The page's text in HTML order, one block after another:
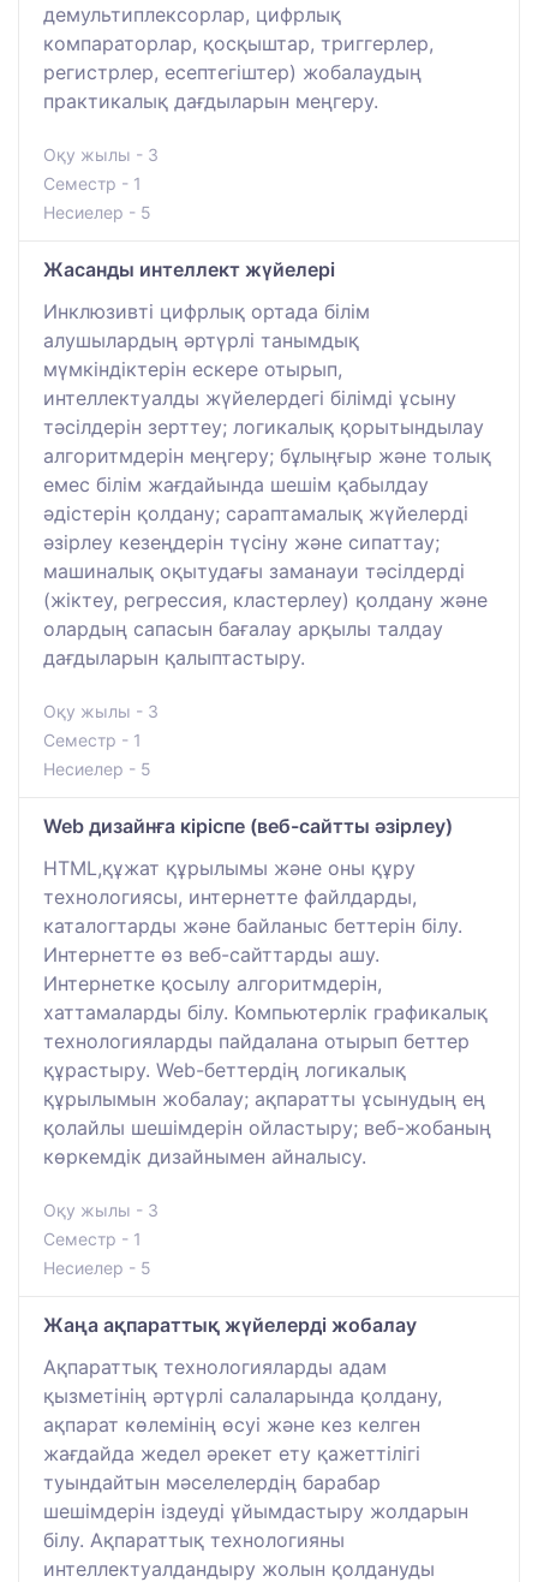
демультиплексорлар, цифрлық
компараторлар, қосқыштар, триггерлер,
регистрлер, есептегіштер) жобалаудың
практикалық дағдыларын меңгеру.
Оқу жылы - 3
Семестр - 1
Несиелер - 5
Жасанды интеллект жүйелері
Инклюзивті цифрлық ортада білім
алушылардың әртүрлі танымдық
мүмкіндіктерін ескере отырып,
интеллектуалды жүйелердегі білімді ұсыну
тәсілдерін зерттеу; логикалық қорытындылау
алгоритмдерін меңгеру; бұлыңғыр және толық
емес білім жағдайында шешім қабылдау
әдістерін қолдану; сараптамалық жүйелерді
әзірлеу кезеңдерін түсіну және сипаттау;
машиналық оқытудағы заманауи тәсілдерді
(жіктеу, регрессия, кластерлеу) қолдану және
олардың сапасын бағалау арқылы талдау
дағдыларын қалыптастыру.
Оқу жылы - 3
Семестр - 1
Несиелер - 5
Web дизайнға кіріспе (веб-сайтты әзірлеу)
HTML,құжат құрылымы және оны құру
технологиясы, интернетте файлдарды,
каталогтарды және байланыс беттерін білу.
Интернетте өз веб-сайттарды ашу.
Интернетке қосылу алгоритмдерін,
хаттамаларды білу. Компьютерлік графикалық
технологияларды пайдалана отырып беттер
құрастыру. Web-беттердің логикалық
құрылымын жобалау; ақпаратты ұсынудың ең
қолайлы шешімдерін ойластыру; веб-жобаның
көркемдік дизайнымен айналысу.
Оқу жылы - 3
Семестр - 1
Несиелер - 5
Жаңа ақпараттық жүйелерді жобалау
Ақпараттық технологияларды адам
қызметінің әртүрлі салаларында қолдану,
ақпарат көлемінің өсуі және кез келген
жағдайда жедел әрекет ету қажеттілігі
туындайтын мәселелердің барабар
шешімдерін іздеуді ұйымдастыру жолдарын
білу. Ақпараттық технологияны
интеллектуалдандыру жолын қолдануды